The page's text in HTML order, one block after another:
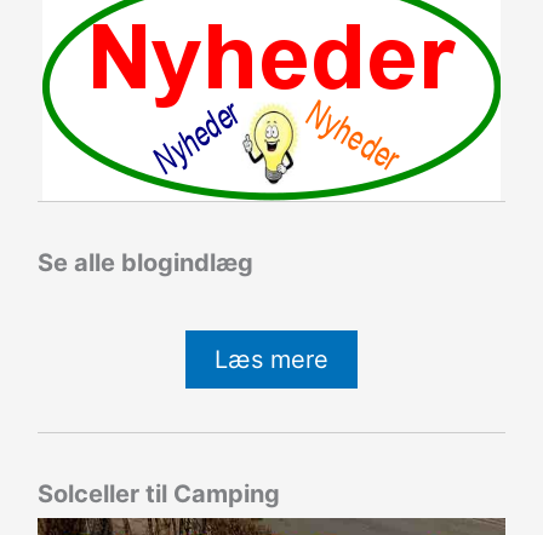
Se alle blogindlæg
Læs mere
Solceller til Camping